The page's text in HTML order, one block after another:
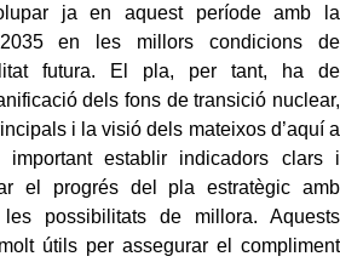
ja en aquest període amb la
en les millors condicions de
futura. El pla, per tant, ha de
dels fons de transició nuclear,
i la visió dels mateixos d’aquí a
establir indicadors clars i
el progrés del pla estratègic amb
les possibilitats de millora. Aquests
útils per assegurar el compliment